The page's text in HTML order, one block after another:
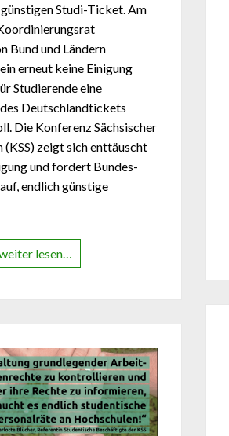
Studi-Ticket. Am
Bund und Ländern
erneut keine Einigung
Studierende eine
Deutschlandtickets
Die Konferenz Sächsischer
zeigt sich enttäuscht
und fordert Bundes-
endlich günstige
lesen…